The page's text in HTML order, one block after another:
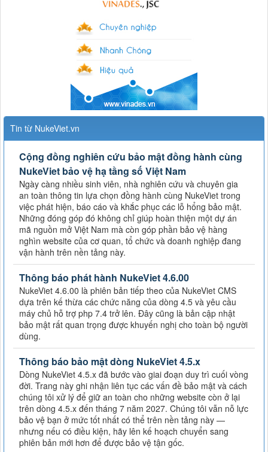
Tin từ NukeViet.vn
Cộng đồng nghiên cứu bảo mật đồng hành cùng
NukeViet bảo vệ hạ tầng số Việt Nam
Ngày càng nhiều sinh viên, nhà nghiên cứu và chuyên gia
an toàn thông tin lựa chọn đồng hành cùng NukeViet trong
việc phát hiện, báo cáo và khắc phục các lỗ hổng bảo mật.
Những đóng góp đó không chỉ giúp hoàn thiện một dự án
mã nguồn mở Việt Nam mà còn góp phần bảo vệ hàng
nghìn website của cơ quan, tổ chức và doanh nghiệp đang
vận hành trên nền tảng này.
Thông báo phát hành NukeViet 4.6.00
NukeViet 4.6.00 là phiên bản tiếp theo của NukeViet CMS
dựa trên kế thừa các chức năng của dòng 4.5 và yêu cầu
máy chủ hỗ trợ php 7.4 trở lên. Đây cũng là bản cập nhật
bảo mật rất quan trọng được khuyến nghị cho toàn bộ người
dùng.
Thông báo bảo mật dòng NukeViet 4.5.x
Dòng NukeViet 4.5.x đã bước vào giai đoạn duy trì cuối vòng
đời. Trang này ghi nhận liên tục các vấn đề bảo mật và cách
chúng tôi xử lý để giữ an toàn cho những website còn ở lại
trên dòng 4.5.x đến tháng 7 năm 2027. Chúng tôi vẫn nỗ lực
bảo vệ bạn ở mức tốt nhất có thể trên nền tảng này —
nhưng nếu có điều kiện, hãy lên kế hoạch chuyển sang
phiên bản mới hơn để được bảo vệ tận gốc.